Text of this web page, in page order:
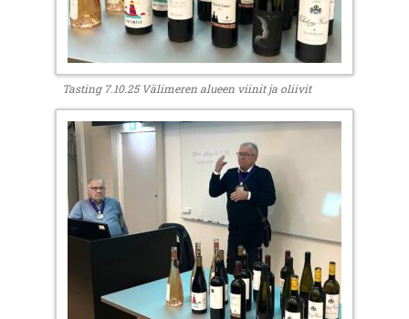
Tasting 7.10.25 Välimeren alueen viinit ja oliivit